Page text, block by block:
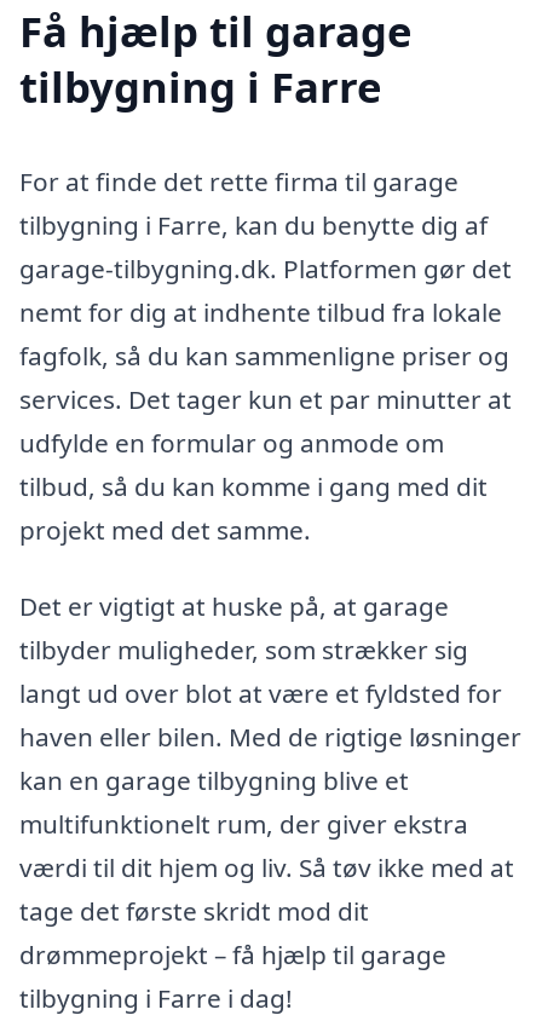
Få hjælp til garage
tilbygning i Farre
For at finde det rette firma til garage
tilbygning i Farre, kan du benytte dig af
garage-tilbygning.dk. Platformen gør det
nemt for dig at indhente tilbud fra lokale
fagfolk, så du kan sammenligne priser og
services. Det tager kun et par minutter at
udfylde en formular og anmode om
tilbud, så du kan komme i gang med dit
projekt med det samme.
Det er vigtigt at huske på, at garage
tilbyder muligheder, som strækker sig
langt ud over blot at være et fyldsted for
haven eller bilen. Med de rigtige løsninger
kan en garage tilbygning blive et
multifunktionelt rum, der giver ekstra
værdi til dit hjem og liv. Så tøv ikke med at
tage det første skridt mod dit
drømmeprojekt – få hjælp til garage
tilbygning i Farre i dag!